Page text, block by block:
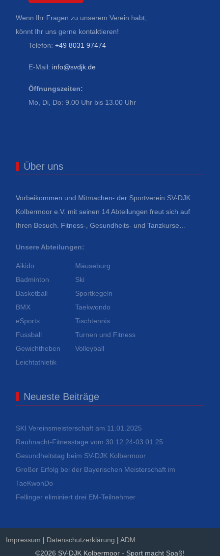
Wenn Ihr Fragen zu unserem Verein habt,
könnt Ihr uns gerne kontaktieren!
Telefon: +49 8031 97474
E-Mail: info@svdjk.de
Öffnungszeiten:
Mo, Di, Do: 9.00 Uhr bis 13.00 Uhr
Über uns
Vorbeikommen und Mitmachen- der Sportverein SV-DJK
Kolbermoor e.V. mit seinen 14 Abteilungen freut sich auf
Ihren Besuch. Fitness-, Gesundheits- und Tanzkurse…
Unsere Abteilungen:
Aikido
Badminton
Basketball
BMX
eSports
Fussball
Gewichtheben
Leichtathletik
Mäuseburg
Ski
Sportkegeln
Taekwondo
Tischtennis
Turnen und Fitness
Volleyball
Neueste Beiträge
SKI Vereinsmeisterschaft am 11.01.2025
Rauhnacht-Fitnesstage vom 30.12.24-03.01.25
Gesundheitstag beim SV-DJK Kolbermoor
Großer Erfolg bei der Bayerischen Meisterschaft im
TaeKwonDo
Fellinger eliminiert drei EM-Teilnehmer
Impressum | Datenschutzerklärung | ADM
©2026 SV-DJK Kolbermoor - Sport macht Spaß!